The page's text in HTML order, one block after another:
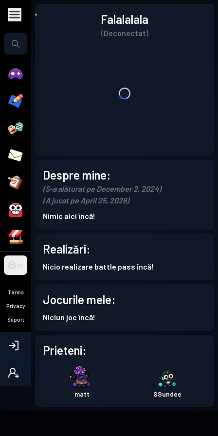
RO
Terms
Privacy
Suport
Falalalala
(Deconectat)
Despre mine:
(S-a alăturat pe December 2, 2024)
(A jucat pe April 25, 2026)
Nimic aici încă!
Realizări:
Nicio realizare battle pass încă!
Jocurile mele:
Niciun joc încă!
Prieteni:
matt SSundee